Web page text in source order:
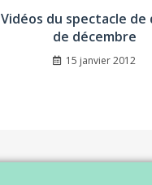
Vidéos du spectacle de
de décembre
15 janvier 2012